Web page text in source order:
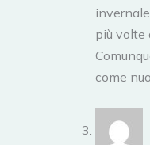
più volte
come